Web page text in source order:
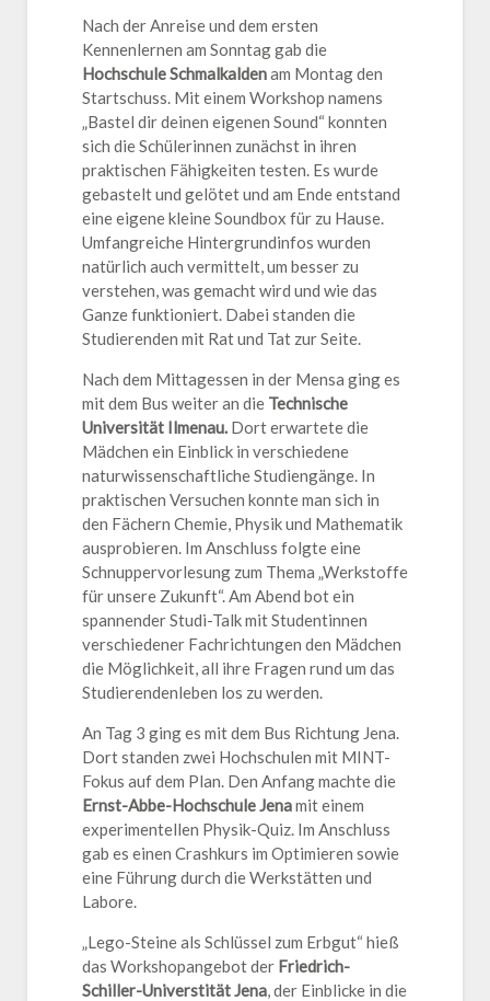
Nach der Anreise und dem ersten
Kennenlernen am Sonntag gab die
Hochschule Schmalkaldenam Montag den
Startschuss. Mit einem Workshop namens
„Bastel dir deinen eigenen Sound“ konnten
sich die Schülerinnen zunächst in ihren
praktischen Fähigkeiten testen. Es wurde
gebastelt und gelötet und am Ende entstand
eine eigene kleine Soundbox für zu Hause.
Umfangreiche Hintergrundinfos wurden
natürlich auch vermittelt, um besser zu
verstehen, was gemacht wird und wie das
Ganze funktioniert. Dabei standen die
Studierenden mit Rat und Tat zur Seite.
Nach dem Mittagessen in der Mensa ging es
mit dem Bus weiter an die Technische
Universität Ilmenau. Dort erwartete die
Mädchen ein Einblick in verschiedene
naturwissenschaftliche Studiengänge. In
praktischen Versuchen konnte man sich in
den Fächern Chemie, Physik und Mathematik
ausprobieren. Im Anschluss folgte eine
Schnuppervorlesung zum Thema „Werkstoffe
für unsere Zukunft“. Am Abend bot ein
spannender Studi-Talk mit Studentinnen
verschiedener Fachrichtungen den Mädchen
die Möglichkeit, all ihre Fragen rund um das
Studierendenleben los zu werden.
An Tag 3 ging es mit dem Bus Richtung Jena.
Dort standen zwei Hochschulen mit MINT-
Fokus auf dem Plan. Den Anfang machte die
Ernst-Abbe-Hochschule Jenamit einem
experimentellen Physik-Quiz. Im Anschluss
gab es einen Crashkurs im Optimieren sowie
eine Führung durch die Werkstätten und
Labore.
„Lego-Steine als Schlüssel zum Erbgut“ hieß
das Workshopangebot der Friedrich-
Schiller-Universtität Jena, der Einblicke in die